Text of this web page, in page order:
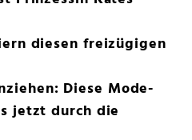
diesen freizügigen
Diese Mode-
jetzt durch die